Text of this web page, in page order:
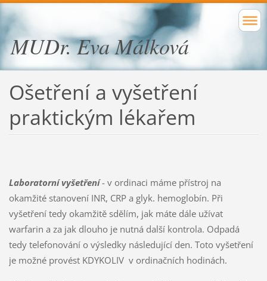
MUDr. Eva Málková
Ošetření a vyšetření
praktickým lékařem
Laboratorní vyšetření- v ordinaci máme přístroj na
okamžité stanovení INR, CRP a glyk. hemoglobín. Při
vyšetření tedy okamžitě sdělím, jak máte dále užívat
warfarin a za jak dlouho je nutná další kontrola. Odpadá
tedy telefonování o výsledky následující den. Toto vyšetření
je možné provést KDYKOLIV v ordinačních hodinách.